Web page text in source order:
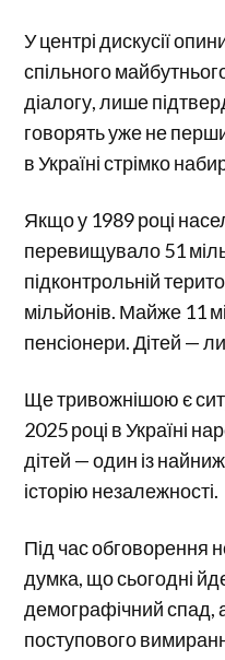
У центрі дискусії
спільного
діалогу, лише
говорять уже не
в Україні стрімко
Якщо у 1989 році
перевищувало 51
підконтрольній
мільйонів. Майже 11
пенсіонери. Дітей —
Ще тривожнішою є
2025 році в Україні
дітей — один із
історію незалежності.
Під час обговорення
думка, що сьогодні
демографічний спад,
поступового